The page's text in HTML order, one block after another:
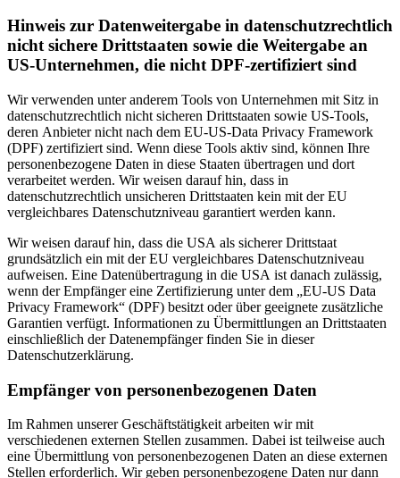
Hinweis zur Datenweitergabe in datenschutzrechtlich
nicht sichere Drittstaaten sowie die Weitergabe an
US-Unternehmen, die nicht DPF-zertifiziert sind
Wir verwenden unter anderem Tools von Unternehmen mit Sitz in
datenschutzrechtlich nicht sicheren Drittstaaten sowie US-Tools,
deren Anbieter nicht nach dem EU-US-Data Privacy Framework
(DPF) zertifiziert sind. Wenn diese Tools aktiv sind, können Ihre
personenbezogene Daten in diese Staaten übertragen und dort
verarbeitet werden. Wir weisen darauf hin, dass in
datenschutzrechtlich unsicheren Drittstaaten kein mit der EU
vergleichbares Datenschutzniveau garantiert werden kann.
Wir weisen darauf hin, dass die USA als sicherer Drittstaat
grundsätzlich ein mit der EU vergleichbares Datenschutzniveau
aufweisen. Eine Datenübertragung in die USA ist danach zulässig,
wenn der Empfänger eine Zertifizierung unter dem „EU-US Data
Privacy Framework“ (DPF) besitzt oder über geeignete zusätzliche
Garantien verfügt. Informationen zu Übermittlungen an Drittstaaten
einschließlich der Datenempfänger finden Sie in dieser
Datenschutzerklärung.
Empfänger von personenbezogenen Daten
Im Rahmen unserer Geschäftstätigkeit arbeiten wir mit
verschiedenen externen Stellen zusammen. Dabei ist teilweise auch
eine Übermittlung von personenbezogenen Daten an diese externen
Stellen erforderlich. Wir geben personenbezogene Daten nur dann